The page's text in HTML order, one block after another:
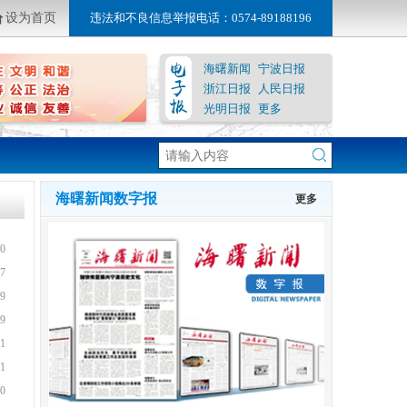
设为首页 违法和不良信息举报电话：0574-89188196
海曙新闻 宁波日报
浙江日报
人民日报
光明日报 更多
海曙新闻数字报 更多